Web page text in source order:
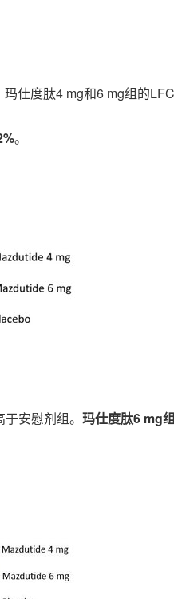
仕度肽4 mg和6 mg组的
。
安慰剂组。 玛仕度肽6 mg